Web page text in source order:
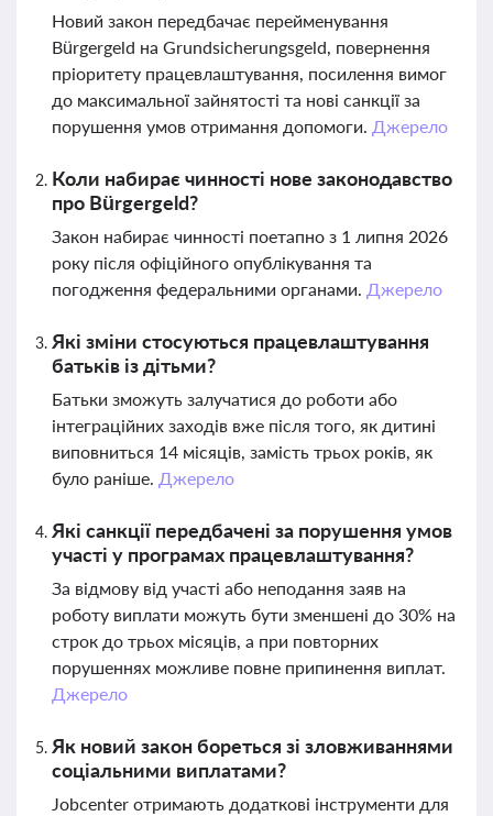
Новий закон передбачає перейменування
Bürgergeld на Grundsicherungsgeld, повернення
пріоритету працевлаштування, посилення вимог
до максимальної зайнятості та нові санкції за
порушення умов отримання допомоги. Джерело
Коли набирає чинності нове законодавство
про Bürgergeld?
Закон набирає чинності поетапно з 1 липня 2026
року після офіційного опублікування та
погодження федеральними органами. Джерело
Які зміни стосуються працевлаштування
батьків із дітьми?
Батьки зможуть залучатися до роботи або
інтеграційних заходів вже після того, як дитині
виповниться 14 місяців, замість трьох років, як
було раніше. Джерело
Які санкції передбачені за порушення умов
участі у програмах працевлаштування?
За відмову від участі або неподання заяв на
роботу виплати можуть бути зменшені до 30% на
строк до трьох місяців, а при повторних
порушеннях можливе повне припинення виплат.
Джерело
Як новий закон бореться зі зловживаннями
соціальними виплатами?
Jobcenter отримають додаткові інструменти для